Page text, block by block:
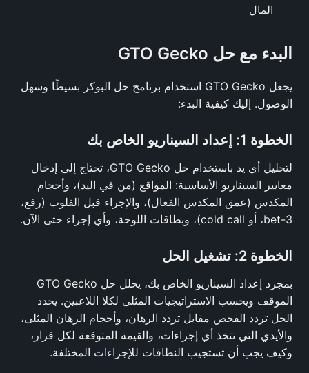
المال
البدء مع حل GTO Gecko
يجعل GTO Gecko استخدام برنامج حل البوكر بسيطًا وسهل
الوصول. إليك كيفية البدء:
الخطوة 1: إعداد السيناريو الخاص بك
لتحليل أي يد باستخدام حل GTO Gecko، تحتاج إلى إدخال
معايير السيناريو الأساسية: المواقع (من في اليد)، وأحجام
المكدس (عمق المكدس الفعال)، والإجراء قبل الفلوب (رفع،
3-bet، أو cold call)، وبطاقات اللوحة، وأي إجراء حتى الآن.
الخطوة 2: تشغيل الحل
بمجرد إعداد السيناريو الخاص بك، يحلل حل GTO Gecko
الموقف ويحسب الاستراتيجيات المثلى لكلا اللاعبين. يحدد
الحل تردد الفحص مقابل تردد الرهان، وأحجام الرهان المثلى،
والأيدي التي تتخذ أي إجراءات، والقيمة المتوقعة لكل قرار،
وكيف يجب أن تستجيب النطاقات للإجراءات المختلفة.